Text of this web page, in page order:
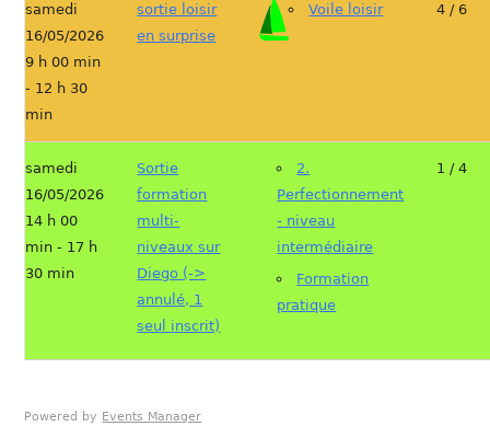
samedi
16/05/2026
9 h 00 min
- 12 h 30
min
sortie loisir
en surprise
Voile loisir 4 / 6
samedi
16/05/2026
14 h 00
min - 17 h
30 min
Sortie
formation
multi-
niveaux sur
Diego (->
annulé, 1
seul inscrit)
2.
Perfectionnement
- niveau
intermédiaire
Formation
pratique
1 / 4
Powered by Events Manager